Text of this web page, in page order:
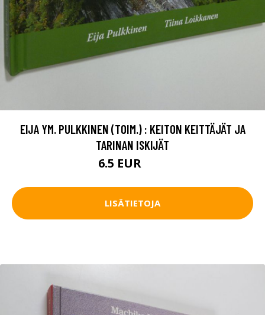
EIJA YM. PULKKINEN (TOIM.) : KEITON KEITTÄJÄT JA
TARINAN ISKIJÄT
6.5 EUR
LISÄTIETOJA